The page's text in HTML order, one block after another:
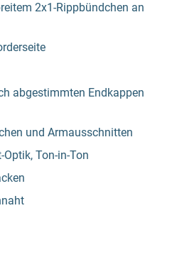
2x1-Rippbündchen an
abgestimmten Endkappen
und Armausschnitten
Ton-in-Ton